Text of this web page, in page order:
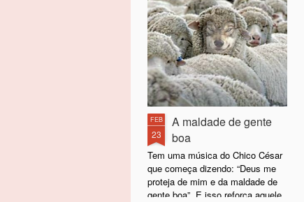
FEB
23
A maldade de gente
boa
Tem uma música do Chico César
que começa dizendo: “Deus me
proteja de mim e da maldade de
gente boa”. E isso reforça aquele